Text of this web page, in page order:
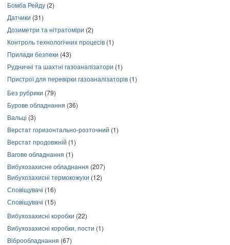
Бомба Рейду (2)
Датчики (31)
Дозиметри та нітратоміри (2)
Контроль технологічних процесів (1)
Прилади безпеки (43)
Рудничні та шахтні газоаналізатори (1)
Пристрої для перевірки газоаналізаторів (1)
Без рубрики (79)
Бурове обладнання (36)
Вальці (3)
Верстат горизонтально-розточний (1)
Верстат продовжній (1)
Вагове обладнання (1)
Вибухозахисне обладнання (207)
Вибухозахисні термокожухи (12)
Сповіщувачі (16)
Сповіщувачі (15)
Вибухозахисні коробки (22)
Вибухозахисні коробки, пости (1)
Віброобладнання (67)